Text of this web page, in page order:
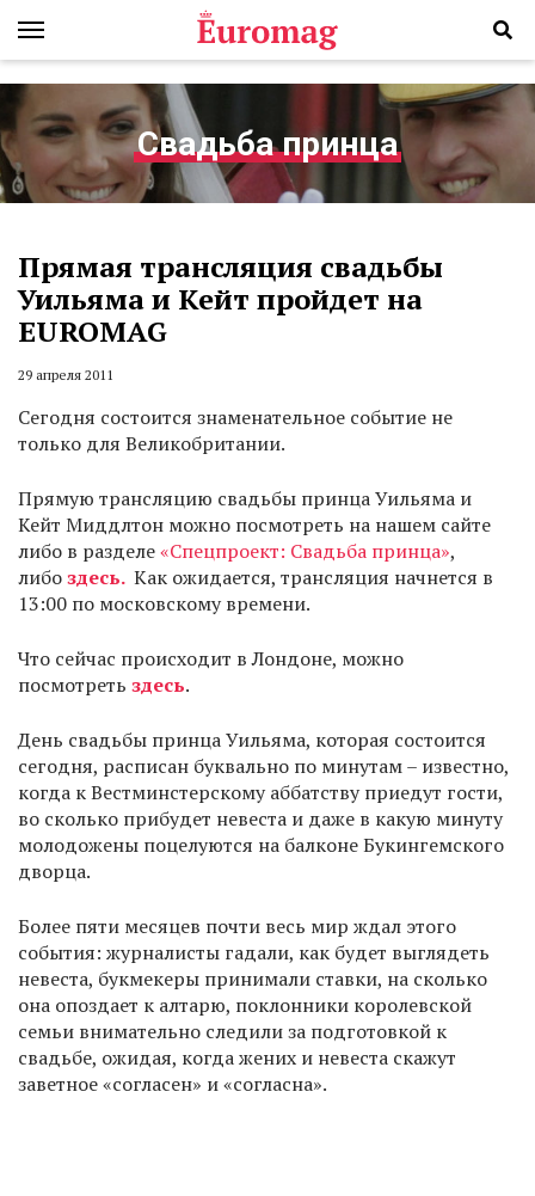
Свадьба принца
Прямая трансляция свадьбы
Уильяма и Кейт пройдет на
EUROMAG
29 апреля 2011
Сегодня состоится знаменательное событие не
только для Великобритании.
Прямую трансляцию свадьбы принца Уильяма и
Кейт Миддлтон можно посмотреть на нашем сайте
либо в разделе«Спецпроект: Свадьба принца»,
либоздесь. Как ожидается, трансляция начнется в
13:00 по московскому времени.
Что сейчас происходит в Лондоне, можно
посмотреть здесь.
День свадьбы принца Уильяма, которая состоится
сегодня, расписан буквально по минутам – известно,
когда к Вестминстерскому аббатству приедут гости,
во сколько прибудет невеста и даже в какую минуту
молодожены поцелуются на балконе Букингемского
дворца.
Более пяти месяцев почти весь мир ждал этого
события: журналисты гадали, как будет выглядеть
невеста, букмекеры принимали ставки, на сколько
она опоздает к алтарю, поклонники королевской
семьи внимательно следили за подготовкой к
свадьбе, ожидая, когда жених и невеста скажут
заветное «согласен» и «согласна».